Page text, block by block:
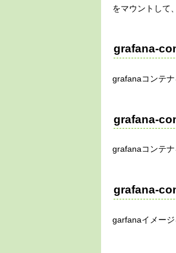
をマウントして
grafana-
grafanaコンテナ
grafana-
grafanaコンテナ
grafana-
garfanaイメー